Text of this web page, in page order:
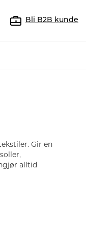
Bli B2B kunde
Gir en
alltid